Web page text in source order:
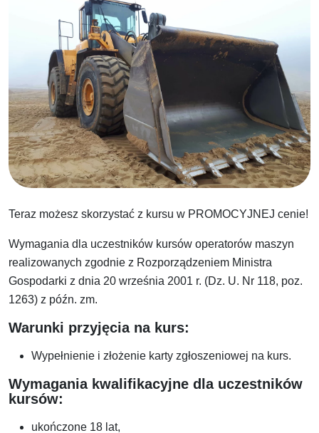
Teraz możesz skorzystać z kursu w PROMOCYJNEJ cenie!
Wymagania dla uczestników kursów operatorów maszyn
realizowanych zgodnie z Rozporządzeniem Ministra
Gospodarki z dnia 20 września 2001 r. (Dz. U. Nr 118, poz.
1263) z późn. zm.
Warunki przyjęcia na kurs:
Wypełnienie i złożenie karty zgłoszeniowej na kurs.
Wymagania kwalifikacyjne dla uczestników
kursów:
ukończone 18 lat,